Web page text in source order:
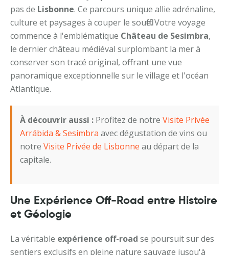
pas de Lisbonne. Ce parcours unique allie adrénaline,
culture et paysages à couper le souffle. Votre voyage
commence à l'emblématique Château de Sesimbra,
le dernier château médiéval surplombant la mer à
conserver son tracé original, offrant une vue
panoramique exceptionnelle sur le village et l'océan
Atlantique.
À découvrir aussi : Profitez de notre Visite Privée
Arrábida & Sesimbra avec dégustation de vins ou
notre Visite Privée de Lisbonne au départ de la
capitale.
Une Expérience Off-Road entre Histoire
et Géologie
La véritable expérience off-road se poursuit sur des
sentiers exclusifs en pleine nature sauvage jusqu'à